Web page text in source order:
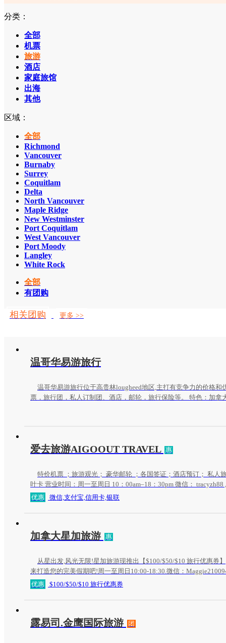
分类：
全部
机票
旅游
酒店
家庭旅馆
出海
其他
区域：
全部
Richmond
Vancouver
Burnaby
Surrey
Coquitlam
Delta
North Vancouver
Maple Ridge
New Westminster
Port Coquitlam
West Vancouver
Port Moody
Langley
White Rock
全部
有团购
相关团购 更多 >>
温哥华易游旅行
温哥华易游旅行位于高贵林lougheed地区,主打有竞争力的价格和
票，旅行团，私人订制团、酒店，邮轮，旅行保险等。 特色：加拿
爱去旅游AIGOOUT TRAVEL 惠
特价机票 ；旅游观光； 豪华邮轮 ；各国签证；酒店预订； 私人
叶卡 营业时间：周一至周日 10：00am–18：30pm 微信： tracyzh88
优惠
微信,支付宝,信用卡,银联
加拿大星加旅游 惠
从星出发,风光无限!星加旅游现推出【$100/$50/$10 旅行优惠券
来打造您的完美假期吧!周一至周日10:00-18:30.微信：
站:www.canvisiontravel.com
优惠 $100/$50/$10 旅行优惠券
露易司.金鹰国际旅游 团